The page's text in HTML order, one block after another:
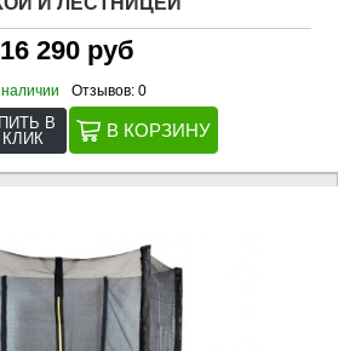
16 290 руб
Отзывов: 0
В
КЛИК